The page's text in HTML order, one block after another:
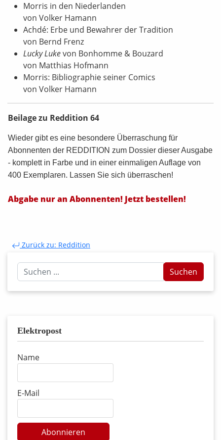
Morris in den Niederlanden
von Volker Hamann
Achdé: Erbe und Bewahrer der Tradition
von Bernd Frenz
Lucky Lukevon Bonhomme & Bouzard
von Matthias Hofmann
Morris: Bibliographie seiner Comics
von Volker Hamann
Beilage zu Reddition 64
Wieder gibt es eine besondere Überraschung für
Abonnenten der REDDITION zum Dossier dieser Ausgabe
- komplett in Farbe und in einer einmaligen Auflage von
400 Exemplaren. Lassen Sie sich überraschen!
Abgabe nur an Abonnenten! Jetzt bestellen!
Zurück zu: Reddition
Suchen
...
Suchen
Elektropost
Name
E-Mail
Abonnieren